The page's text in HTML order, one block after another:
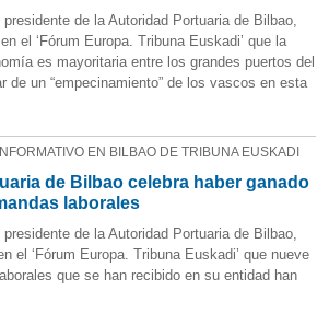
de la Autoridad Portuaria de Bilbao,
el ‘Fórum Europa. Tribuna Euskadi’ que la
es mayoritaria entre los grandes puertos del
de un “empecinamiento” de los vascos en esta
EN BILBAO DE TRIBUNA EUSKADI
de Bilbao celebra haber ganado
laborales
de la Autoridad Portuaria de Bilbao,
el ‘Fórum Europa. Tribuna Euskadi’ que nueve
que se han recibido en su entidad han